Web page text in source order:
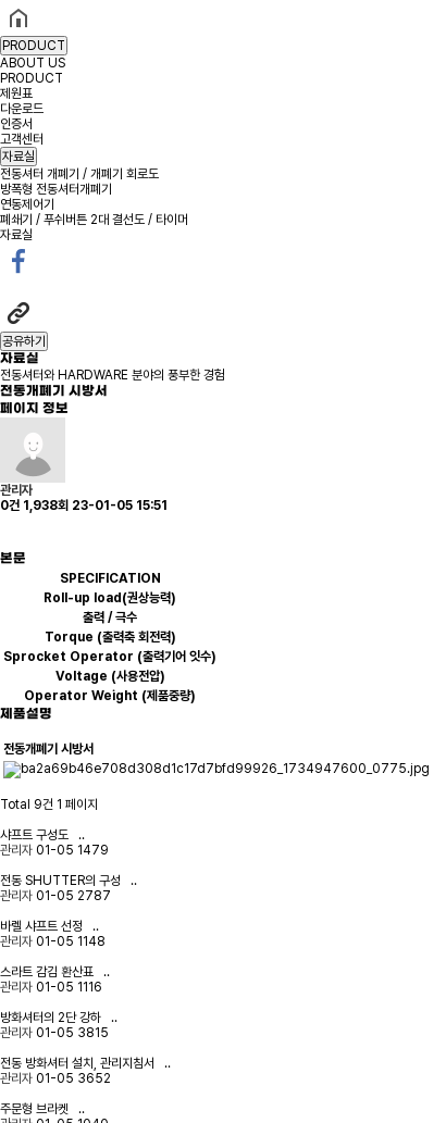
PRODUCT
ABOUT US
PRODUCT
제원표
다운로드
인증서
고객센터
자료실
전동셔터 개폐기 / 개폐기 회로도
방폭형 전동셔터개폐기
연동제어기
폐쇄기 / 푸쉬버튼 2대 결선도 / 타이머
자료실
공유하기
자료실
전동셔터와 HARDWARE 분야의 풍부한 경험
전동개폐기 시방서
페이지 정보
관리자
0건 1,938회 23-01-05 15:51
본문
SPECIFICATION
Roll-up load(권상능력)
출력 / 극수
Torque (출력축 회전력)
Sprocket Operator (출력기어 잇수)
Voltage (사용전압)
Operator Weight (제품중량)
제품설명
전동개폐기 시방서
Total 9건 1 페이지
샤프트 구성도
..
관리자 01-05 1479
전동 SHUTTER의 구성
..
관리자 01-05 2787
바렐 샤프트 선정
..
관리자 01-05 1148
스라트 감김 환산표
..
관리자 01-05 1116
방화셔터의 2단 강하
..
관리자 01-05 3815
전동 방화셔터 설치, 관리지침서
..
관리자 01-05 3652
주문형 브라켓
..